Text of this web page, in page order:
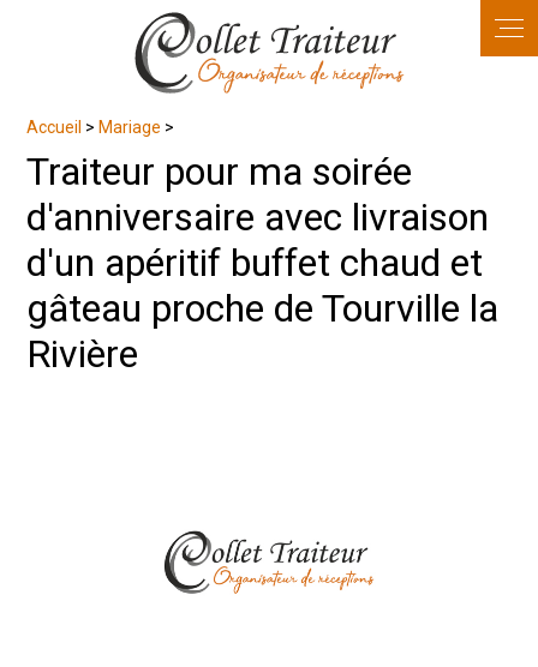
Accueil > Mariage >
Traiteur pour ma soirée
d'anniversaire avec livraison
d'un apéritif buffet chaud et
gâteau proche de Tourville la
Rivière
Panneau de gestion des cookies